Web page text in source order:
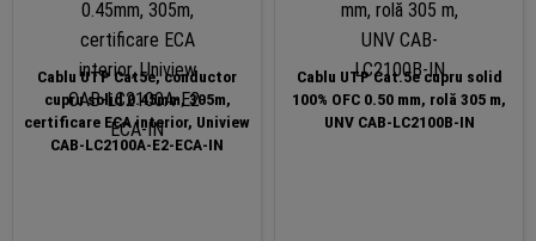
Cablu UTP Cat5e, conductor
cupru solid 0.45mm, 305m,
certificare ECA interior, Uniview
CAB-LC2100A-E2-ECA-IN
Cablu UTP Cat.5e cupru solid
100% OFC 0.50 mm, rolă 305 m,
UNV CAB-LC2100B-IN